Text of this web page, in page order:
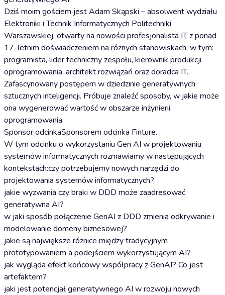
Dziś moim gościem jest Adam Skąpski – absolwent wydziału
Elektroniki i Technik Informatycznych Politechniki
Warszawskiej, otwarty na nowości profesjonalista IT z ponad
17-letnim doświadczeniem na różnych stanowiskach, w tym:
programista, lider techniczny zespołu, kierownik produkcji
oprogramowania, architekt rozwiązań oraz doradca IT.
Zafascynowany postępem w dziedzinie generatywnych
sztucznych inteligencji. Próbuje znaleźć sposoby, w jakie może
ona wygenerować wartość w obszarze inżynierii
oprogramowania.
Sponsor odcinkaSponsorem odcinka Finture.
W tym odcinku o wykorzystaniu Gen AI w projektowaniu
systemów informatycznych rozmawiamy w następujących
kontekstach:czy potrzebujemy nowych narzędzi do
projektowania systemów informatycznych?
jakie wyzwania czy braki w DDD może zaadresować
generatywna AI?
w jaki sposób połączenie GenAI z DDD zmienia odkrywanie i
modelowanie domeny biznesowej?
jakie są największe różnice między tradycyjnym
prototypowaniem a podejściem wykorzystującym AI?
jak wygląda efekt końcowy współpracy z GenAI? Co jest
artefaktem?
jaki jest potencjał generatywnego AI w rozwoju nowych